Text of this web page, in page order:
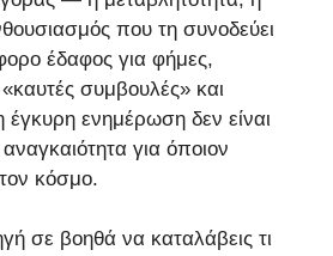
που τη συνοδεύει
έδαφος για φήμες,
συμβουλές» και
έγκυρη ενημέρωση δεν είναι
για όποιον
κόσμο.
σε βοηθά να καταλάβεις τι